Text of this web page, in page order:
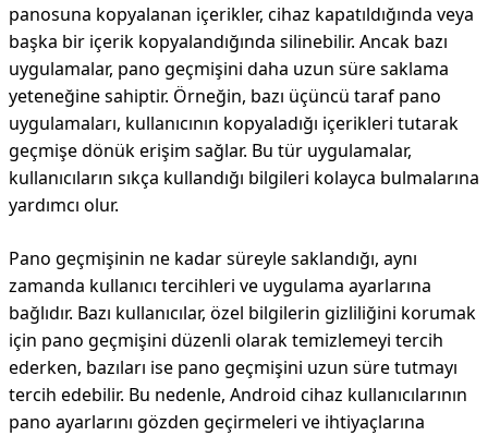
panosuna kopyalanan içerikler, cihaz kapatıldığında veya
başka bir içerik kopyalandığında silinebilir. Ancak bazı
uygulamalar, pano geçmişini daha uzun süre saklama
yeteneğine sahiptir. Örneğin, bazı üçüncü taraf pano
uygulamaları, kullanıcının kopyaladığı içerikleri tutarak
geçmişe dönük erişim sağlar. Bu tür uygulamalar,
kullanıcıların sıkça kullandığı bilgileri kolayca bulmalarına
yardımcı olur.
Pano geçmişinin ne kadar süreyle saklandığı, aynı
zamanda kullanıcı tercihleri ve uygulama ayarlarına
bağlıdır. Bazı kullanıcılar, özel bilgilerin gizliliğini korumak
için pano geçmişini düzenli olarak temizlemeyi tercih
ederken, bazıları ise pano geçmişini uzun süre tutmayı
tercih edebilir. Bu nedenle, Android cihaz kullanıcılarının
pano ayarlarını gözden geçirmeleri ve ihtiyaçlarına